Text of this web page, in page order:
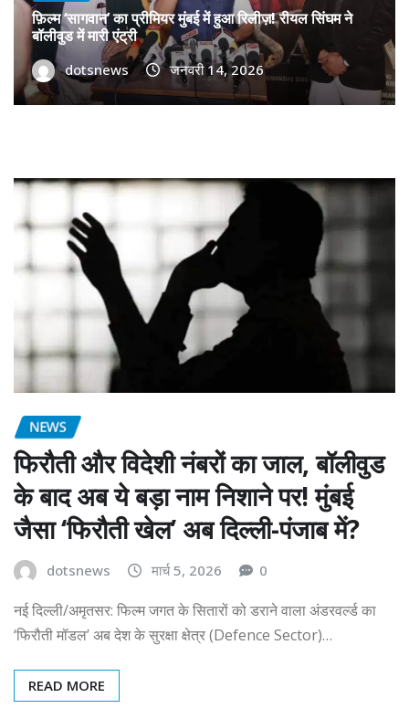
फ़िल्म ‘सागवान’ का प्रीमियर मुंबई में हुआ रिलीज़! रीयल सिंघम ने
बॉलीवुड में मारी एंट्री
dotsnews जनवरी 14, 2026
NEWS
फिरौती और विदेशी नंबरों का जाल, बॉलीवुड
के बाद अब ये बड़ा नाम निशाने पर! मुंबई
जैसा ‘फिरौती खेल’ अब दिल्ली-पंजाब में?
dotsnews मार्च 5, 2026 0
नई दिल्ली/अमृतसर: फिल्म जगत के सितारों को डराने वाला अंडरवर्ल्ड का
‘फिरौती मॉडल’ अब देश के सुरक्षा क्षेत्र (Defence Sector)…
READ MORE